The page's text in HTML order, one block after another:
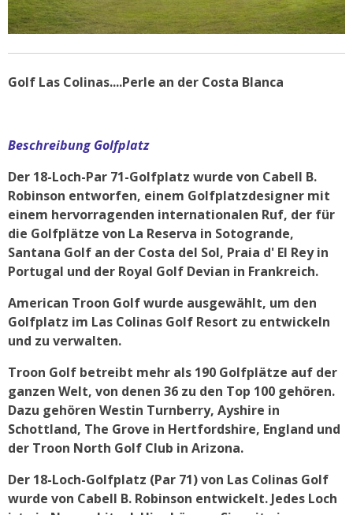
Golf Las Colinas....Perle an der Costa Blanca
Beschreibung Golfplatz
Der 18-Loch-Par 71-Golfplatz wurde von Cabell B.
Robinson entworfen, einem Golfplatzdesigner mit
einem hervorragenden internationalen Ruf, der für
die Golfplätze von La Reserva in Sotogrande,
Santana Golf an der Costa del Sol, Praia d' El Rey in
Portugal und der Royal Golf Devian in Frankreich.
American Troon Golf wurde ausgewählt, um den
Golfplatz im Las Colinas Golf Resort zu entwickeln
und zu verwalten.
Troon Golf betreibt mehr als 190 Golfplätze auf der
ganzen Welt, von denen 36 zu den Top 100 gehören.
Dazu gehören Westin Turnberry, Ayshire in
Schottland, The Grove in Hertfordshire, England und
der Troon North Golf Club in Arizona.
Der 18-Loch-Golfplatz (Par 71) von Las Colinas Golf
wurde von Cabell B. Robinson entwickelt. Jedes Loch